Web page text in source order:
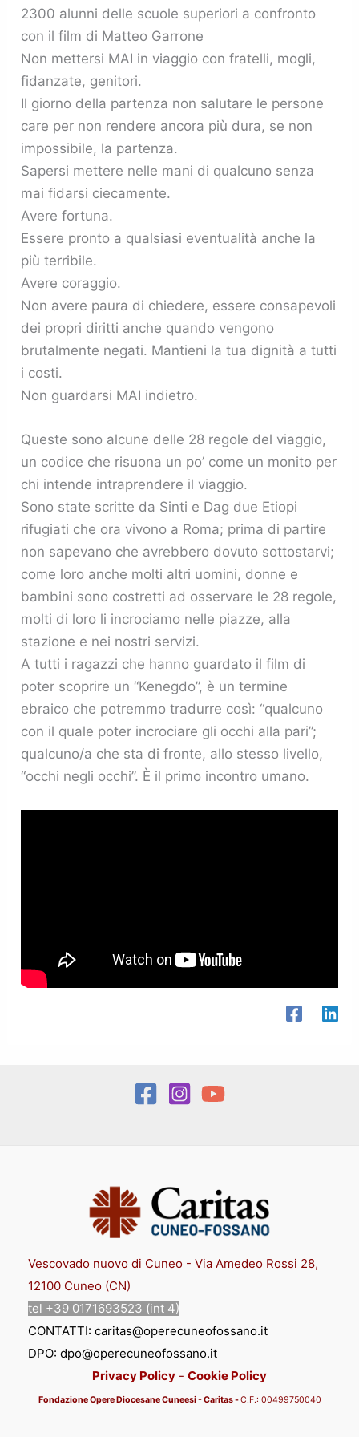
2300 alunni delle scuole superiori a confronto
con il film di Matteo Garrone
Non mettersi MAI in viaggio con fratelli, mogli,
fidanzate, genitori.
Il giorno della partenza non salutare le persone
care per non rendere ancora più dura, se non
impossibile, la partenza.
Sapersi mettere nelle mani di qualcuno senza
mai fidarsi ciecamente.
Avere fortuna.
Essere pronto a qualsiasi eventualità anche la
più terribile.
Avere coraggio.
Non avere paura di chiedere, essere consapevoli
dei propri diritti anche quando vengono
brutalmente negati. Mantieni la tua dignità a tutti
i costi.
Non guardarsi MAI indietro.
Queste sono alcune delle 28 regole del viaggio,
un codice che risuona un po’ come un monito per
chi intende intraprendere il viaggio.
Sono state scritte da Sinti e Dag due Etiopi
rifugiati che ora vivono a Roma; prima di partire
non sapevano che avrebbero dovuto sottostarvi;
come loro anche molti altri uomini, donne e
bambini sono costretti ad osservare le 28 regole,
molti di loro li incrociamo nelle piazze, alla
stazione e nei nostri servizi.
A tutti i ragazzi che hanno guardato il film di
poter scoprire un “Kenegdo”, è un termine
ebraico che potremmo tradurre così: “qualcuno
con il quale poter incrociare gli occhi alla pari”;
qualcuno/a che sta di fronte, allo stesso livello,
“occhi negli occhi”. È il primo incontro umano.
Vescovado nuovo di Cuneo - Via Amedeo Rossi 28,
12100 Cuneo (CN)
tel +39 0171693523 (int 4)
CONTATTI: caritas@operecuneofossano.it
DPO: dpo@operecuneofossano.it
Privacy Policy - Cookie Policy
Fondazione Opere Diocesane Cuneesi - Caritas -C.F.: 00499750040